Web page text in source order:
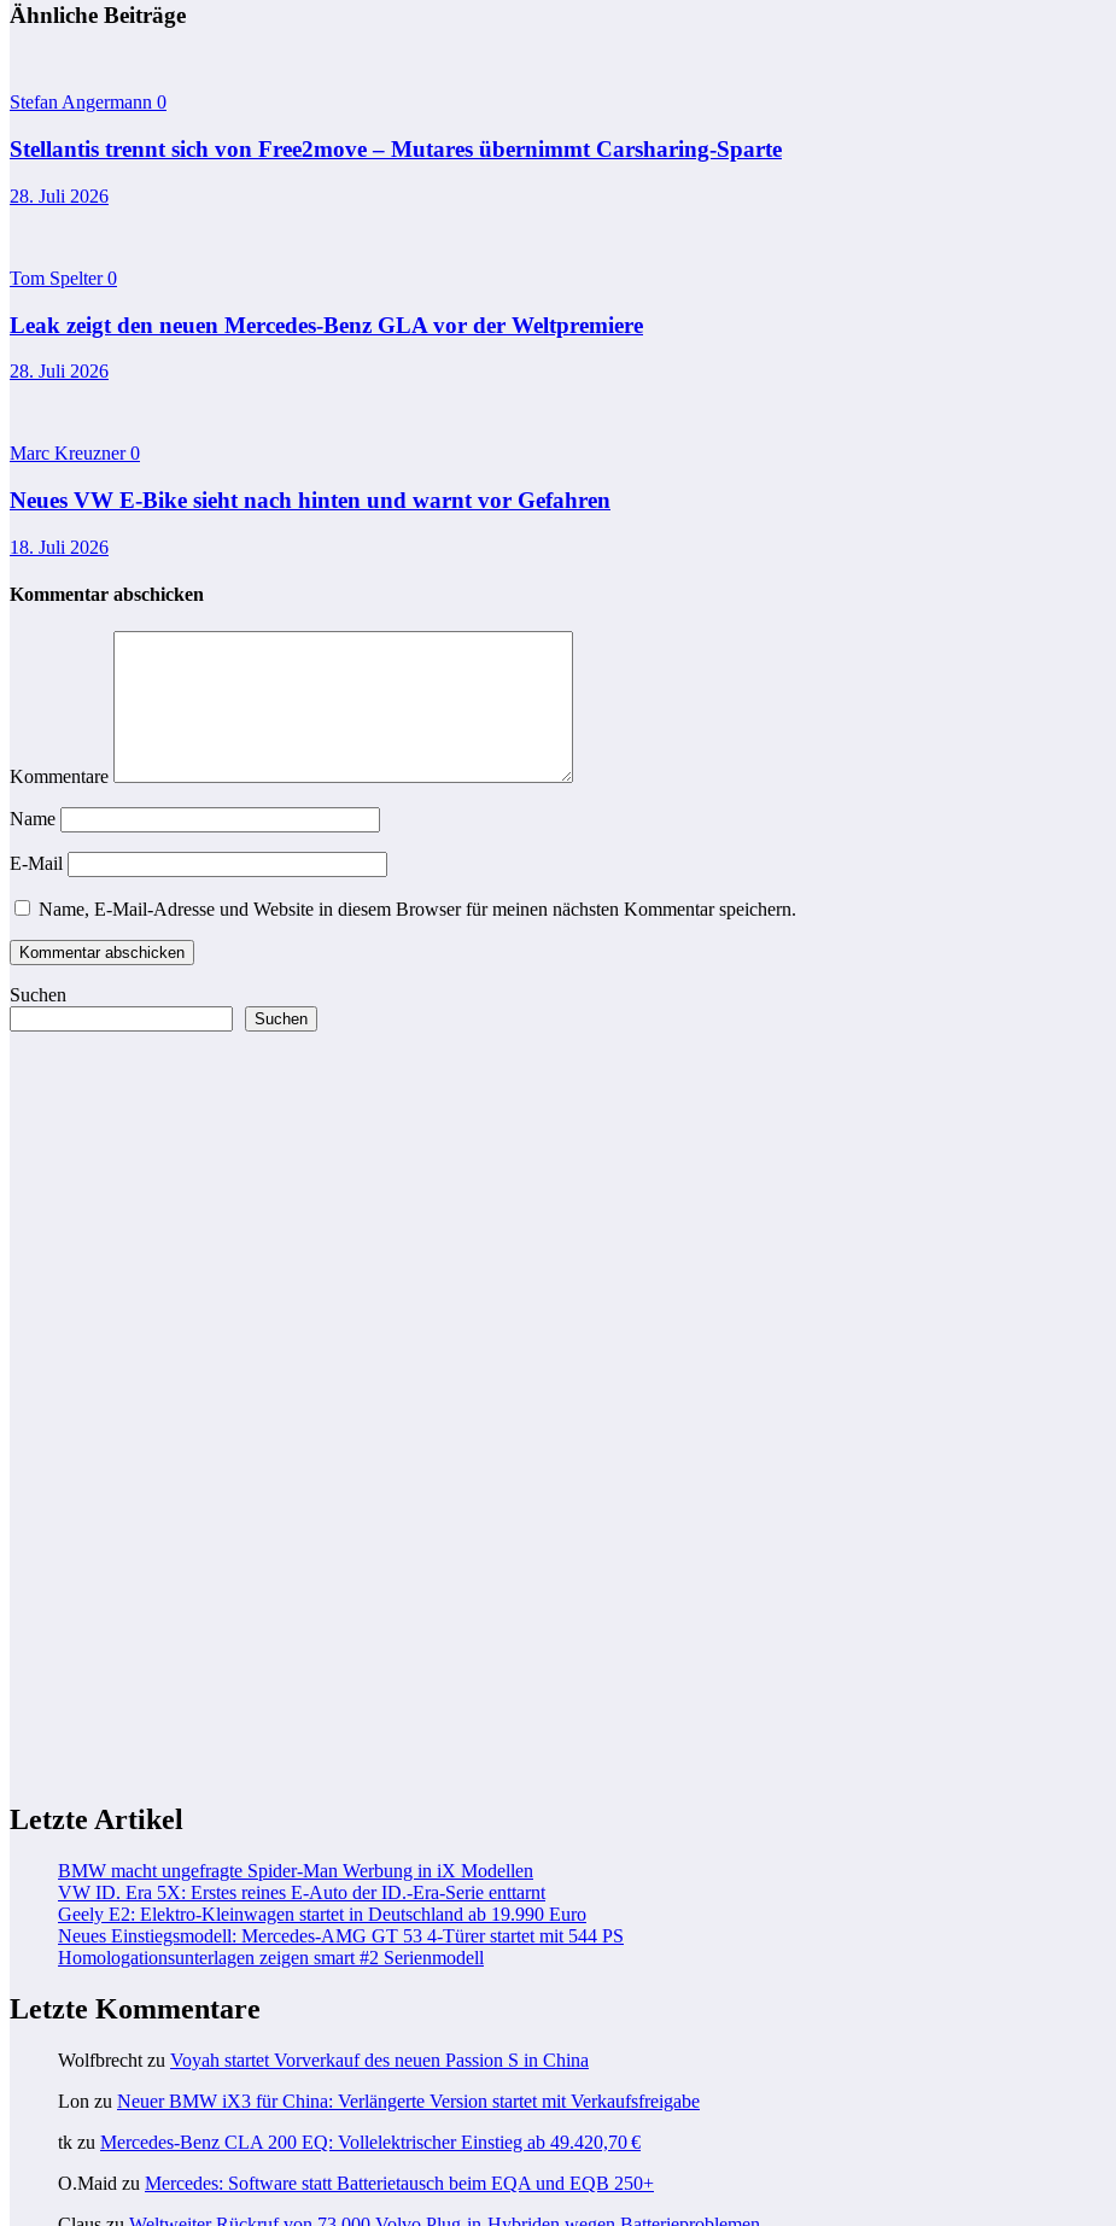
Ähnliche Beiträge
Stefan Angermann 0
Stellantis trennt sich von Free2move – Mutares übernimmt Carsharing-Sparte
28. Juli 2026
Tom Spelter0
Leak zeigt den neuen Mercedes-Benz GLA vor der Weltpremiere
28. Juli 2026
Marc Kreuzner0
Neues VW E-Bike sieht nach hinten und warnt vor Gefahren
18. Juli 2026
Kommentar abschicken
Kommentare
Name
E-Mail
Name, E-Mail-Adresse und Website in diesem Browser für meinen nächsten Kommentar speichern.
Suchen
Suchen
Letzte Artikel
BMW macht ungefragte Spider-Man Werbung in iX Modellen
VW ID. Era 5X: Erstes reines E-Auto der ID.-Era-Serie enttarnt
Geely E2: Elektro-Kleinwagen startet in Deutschland ab 19.990 Euro
Neues Einstiegsmodell: Mercedes-AMG GT 53 4-Türer startet mit 544 PS
Homologationsunterlagen zeigen smart #2 Serienmodell
Letzte Kommentare
Wolfbrecht zu Voyah startet Vorverkauf des neuen Passion S in China
Lon zu Neuer BMW iX3 für China: Verlängerte Version startet mit Verkaufsfreigabe
tk zu Mercedes-Benz CLA 200 EQ: Vollelektrischer Einstieg ab 49.420,70 €
O.Maid zu Mercedes: Software statt Batterietausch beim EQA und EQB 250+